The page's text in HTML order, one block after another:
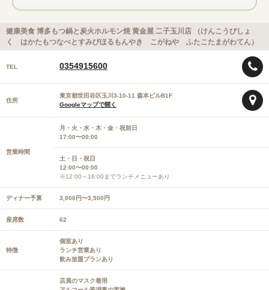
健康美食 博多もつ鍋と炭火ホルモン焼 黄金屋 二子玉川店 （けんこうびしょ
く はかたもつなべとすみびほるもんやき こがねや ふたこたまがわてん）
TEL 0354915600
住所
東京都世田谷区玉川3-10-11 森本ビルB1F
Googleマップで開く
営業時間
月・火・水・木・金・祝前日
17:00〜00:00
土・日・祝日
12:00〜00:00
※12:00～16:00までランチメニューあり
ディナー予算 3,000円〜3,500円
座席数 62
特徴
個室あり
ランチ営業あり
飲み放題プランあり
店員のマスク着用